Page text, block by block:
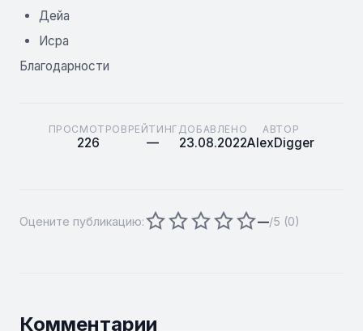
Дейа
Исра
Благодарности
ПРОСМОТРОВ
226
РЕЙТИНГ
—
ДОБАВЛЕНО
23.08.2022
АВТОР
AlexDigger
Оцените публикацию: —/5 (0)
Комментарии